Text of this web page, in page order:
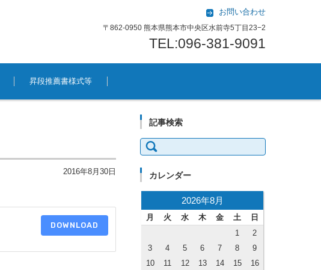
お問い合わせ
〒862-0950 熊本県熊本市中央区水前寺5丁目23−2
TEL:096-381-9091
昇段推薦書様式等
2016年8月30日
DOWNLOAD
記事検索
検索:
カレンダー
2026年8月
月 火 水 木 金 土
日
1
2
3
4 5 6 7 8
9
10
11 12 13 14 15
16